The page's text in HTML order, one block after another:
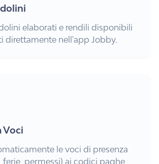
elaborati e rendili disponibili
direttamente nell'app Jobby.
Voci
le voci di presenza
ferie, permessi) ai codici paghe